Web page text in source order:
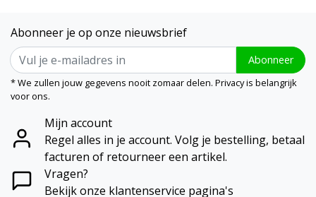
Abonneer je op onze nieuwsbrief
Abonneer
* We zullen jouw gegevens nooit zomaar delen. Privacy is belangrijk
voor ons.
Mijn account
Regel alles in je account. Volg je bestelling, betaal
facturen of retourneer een artikel.
Vragen?
Bekijk onze klantenservice pagina's